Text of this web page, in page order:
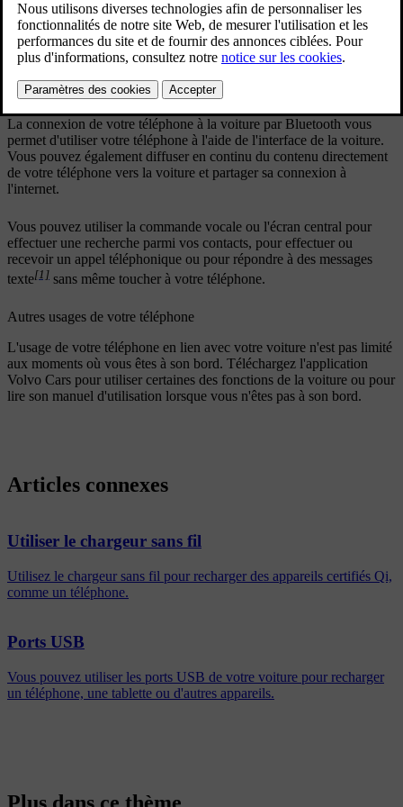
Mis à jour 28/10/2024
fonctions de la voiture lorsque vous ne vous trouvez
pas à son bord.
Connecter votre téléphone à votre voiture
La connexion de votre téléphone à la voiture par Bluetooth vous
permet d'utiliser votre téléphone à l'aide de l'interface de la voiture.
Vous pouvez également diffuser en continu du contenu directement
de votre téléphone vers la voiture et partager sa connexion à
l'internet.
Vous pouvez utiliser la commande vocale ou l'écran central pour
effectuer une recherche parmi vos contacts, pour effectuer ou
recevoir un appel téléphonique ou pour répondre à des messages
texte[1] sans même toucher à votre téléphone.
Autres usages de votre téléphone
L'usage de votre téléphone en lien avec votre voiture n'est pas limité
aux moments où vous êtes à son bord. Téléchargez l'application
Volvo Cars pour utiliser certaines des fonctions de la voiture ou pour
lire son manuel d'utilisation lorsque vous n'êtes pas à son bord.
Articles connexes
Utiliser le chargeur sans fil
Utilisez le chargeur sans fil pour recharger des appareils certifiés Qi,
comme un téléphone.
Ports USB
Vous pouvez utiliser les ports USB de votre voiture pour recharger
un téléphone, une tablette ou d'autres appareils.